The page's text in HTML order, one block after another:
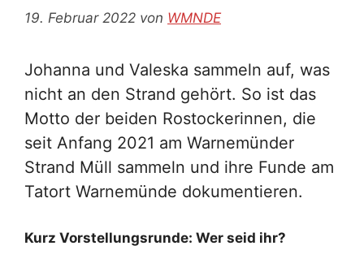
19. Februar 2022 von WMNDE
Johanna und Valeska sammeln auf, was
nicht an den Strand gehört. So ist das
Motto der beiden Rostockerinnen, die
seit Anfang 2021 am Warnemünder
Strand Müll sammeln und ihre Funde am
Tatort Warnemünde dokumentieren.
Kurz Vorstellungsrunde: Wer seid ihr?